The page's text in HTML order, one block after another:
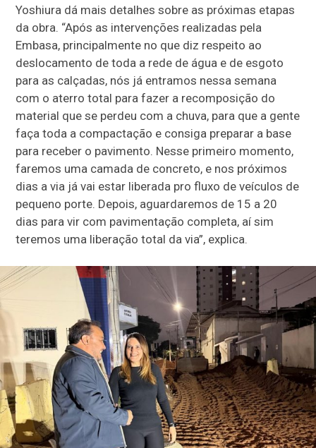
Yoshiura dá mais detalhes sobre as próximas etapas
da obra. “Após as intervenções realizadas pela
Embasa, principalmente no que diz respeito ao
deslocamento de toda a rede de água e de esgoto
para as calçadas, nós já entramos nessa semana
com o aterro total para fazer a recomposição do
material que se perdeu com a chuva, para que a gente
faça toda a compactação e consiga preparar a base
para receber o pavimento. Nesse primeiro momento,
faremos uma camada de concreto, e nos próximos
dias a via já vai estar liberada pro fluxo de veículos de
pequeno porte. Depois, aguardaremos de 15 a 20
dias para vir com pavimentação completa, aí sim
teremos uma liberação total da via”, explica.